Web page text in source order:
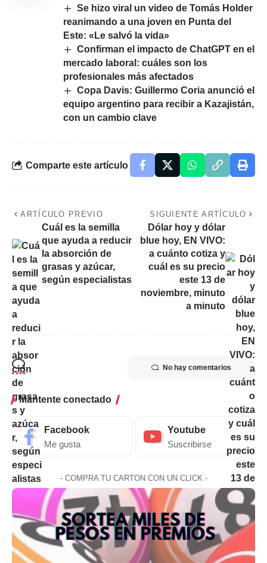
Se hizo viral un video de Tomás Holder
reanimando a una joven en Punta del
Este: «Le salvó la vida»
Confirman el impacto de ChatGPT en el
mercado laboral: cuáles son los
profesionales más afectados
Copa Davis: Guillermo Coria anunció el
equipo argentino para recibir a Kazajistán,
con un cambio clave
Comparte este artículo
ARTÍCULO PREVIO
Cuál es la semilla
que ayuda a reducir
la absorción de
grasas y azúcar,
según especialistas
SIGUIENTE ARTÍCULO
Dólar hoy y dólar
blue hoy, EN VIVO:
a cuánto cotiza y
cuál es su precio
este 13 de
noviembre, minuto
a minuto
No hay comentarios
Mantente conectado
Facebook
Me gusta
Youtube
Suscribirse
- COMPRA TU CARTON CON UN CLICK -